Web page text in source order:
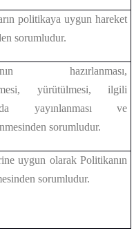
politikaya uygun hareket
sorumludur.
hazırlanması,
yürütülmesi, ilgili
yayınlanması ve
sorumludur.
uygun olarak Politikanın
sorumludur.